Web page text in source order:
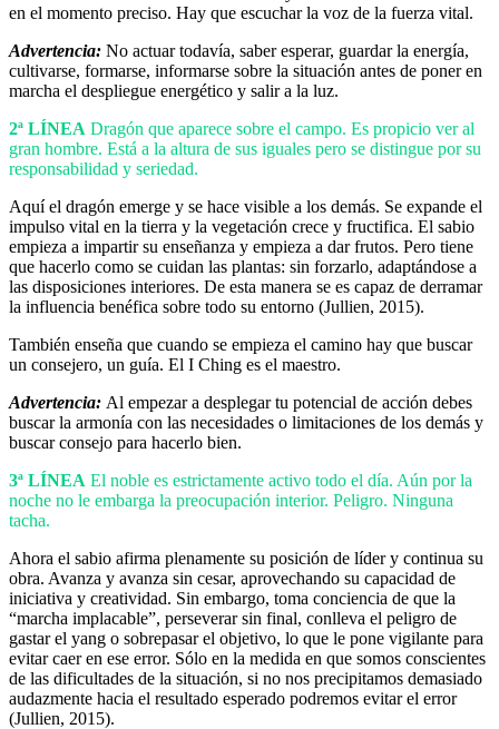
en el momento preciso. Hay que escuchar la voz de la fuerza vital.
Advertencia: No actuar todavía, saber esperar, guardar la energía,
cultivarse, formarse, informarse sobre la situación antes de poner en
marcha el despliegue energético y salir a la luz.
2ª LÍNEA Dragón que aparece sobre el campo. Es propicio ver al
gran hombre. Está a la altura de sus iguales pero se distingue por su
responsabilidad y seriedad.
Aquí el dragón emerge y se hace visible a los demás. Se expande el
impulso vital en la tierra y la vegetación crece y fructifica. El sabio
empieza a impartir su enseñanza y empieza a dar frutos. Pero tiene
que hacerlo como se cuidan las plantas: sin forzarlo, adaptándose a
las disposiciones interiores. De esta manera se es capaz de derramar
la influencia benéfica sobre todo su entorno (Jullien, 2015).
También enseña que cuando se empieza el camino hay que buscar
un consejero, un guía. El I Ching es el maestro.
Advertencia: Al empezar a desplegar tu potencial de acción debes
buscar la armonía con las necesidades o limitaciones de los demás y
buscar consejo para hacerlo bien.
3ª LÍNEA El noble es estrictamente activo todo el día. Aún por la
noche no le embarga la preocupación interior. Peligro. Ninguna
tacha.
Ahora el sabio afirma plenamente su posición de líder y continua su
obra. Avanza y avanza sin cesar, aprovechando su capacidad de
iniciativa y creatividad. Sin embargo, toma conciencia de que la
“marcha implacable”, perseverar sin final, conlleva el peligro de
gastar el yang o sobrepasar el objetivo, lo que le pone vigilante para
evitar caer en ese error. Sólo en la medida en que somos conscientes
de las dificultades de la situación, si no nos precipitamos demasiado
audazmente hacia el resultado esperado podremos evitar el error
(Jullien, 2015).